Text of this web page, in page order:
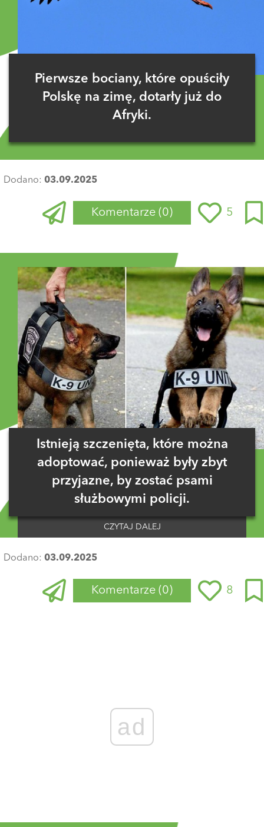
Pierwsze bociany, które opuściły
Polskę na zimę, dotarły już do
Afryki.
Dodano: 03.09.2025
Komentarze (0) 5
Istnieją szczenięta, które można
adoptować, ponieważ były zbyt
przyjazne, by zostać psami
służbowymi policji.
CZYTAJ DALEJ
Dodano: 03.09.2025
Komentarze (0) 8
ad